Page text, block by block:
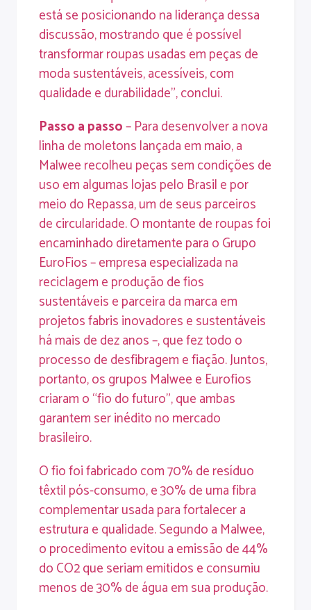
está se posicionando na liderança dessa
discussão, mostrando que é possível
transformar roupas usadas em peças de
moda sustentáveis, acessíveis, com
qualidade e durabilidade”, conclui.
Passo a passo– Para desenvolver a nova
linha de moletons lançada em maio, a
Malwee recolheu peças sem condições de
uso em algumas lojas pelo Brasil e por
meio do Repassa, um de seus parceiros
de circularidade. O montante de roupas foi
encaminhado diretamente para o Grupo
EuroFios – empresa especializada na
reciclagem e produção de fios
sustentáveis e parceira da marca em
projetos fabris inovadores e sustentáveis
há mais de dez anos –, que fez todo o
processo de desfibragem e fiação. Juntos,
portanto, os grupos Malwee e Eurofios
criaram o “fio do futuro”, que ambas
garantem ser inédito no mercado
brasileiro.
O fio foi fabricado com 70% de resíduo
têxtil pós-consumo, e 30% de uma fibra
complementar usada para fortalecer a
estrutura e qualidade. Segundo a Malwee,
o procedimento evitou a emissão de 44%
do CO2 que seriam emitidos e consumiu
menos de 30% de água em sua produção.